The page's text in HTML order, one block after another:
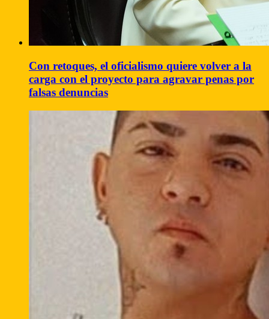
Con retoques, el oficialismo quiere volver a la
carga con el proyecto para agravar penas por
falsas denuncias